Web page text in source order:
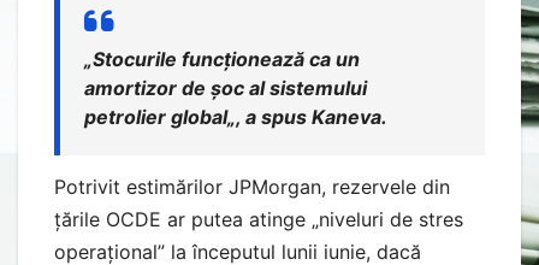
„Stocurile funcționează ca un
amortizor de șoc al sistemului
petrolier global„, a spus Kaneva.
Potrivit estimărilor JPMorgan, rezervele din
țările OCDE ar putea atinge „niveluri de stres
operațional” la începutul lunii iunie, dacă